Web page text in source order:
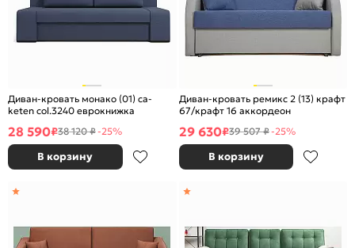
Диван-кровать монако (01) ca-
keten col.3240 еврокнижка
28 590₽38 120 ₽-25%
В корзину
Диван-кровать ремикс 2 (13) крафт
67/крафт 16 аккордеон
29 630₽39 507 ₽-25%
В корзину